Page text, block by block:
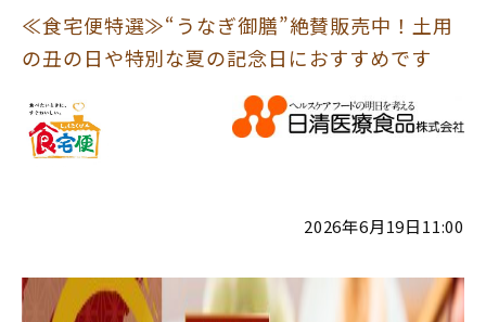
≪食宅便特選≫“うなぎ御膳”絶賛販売中！土用
の丑の日や特別な夏の記念日におすすめです
2026年6月19日11:00